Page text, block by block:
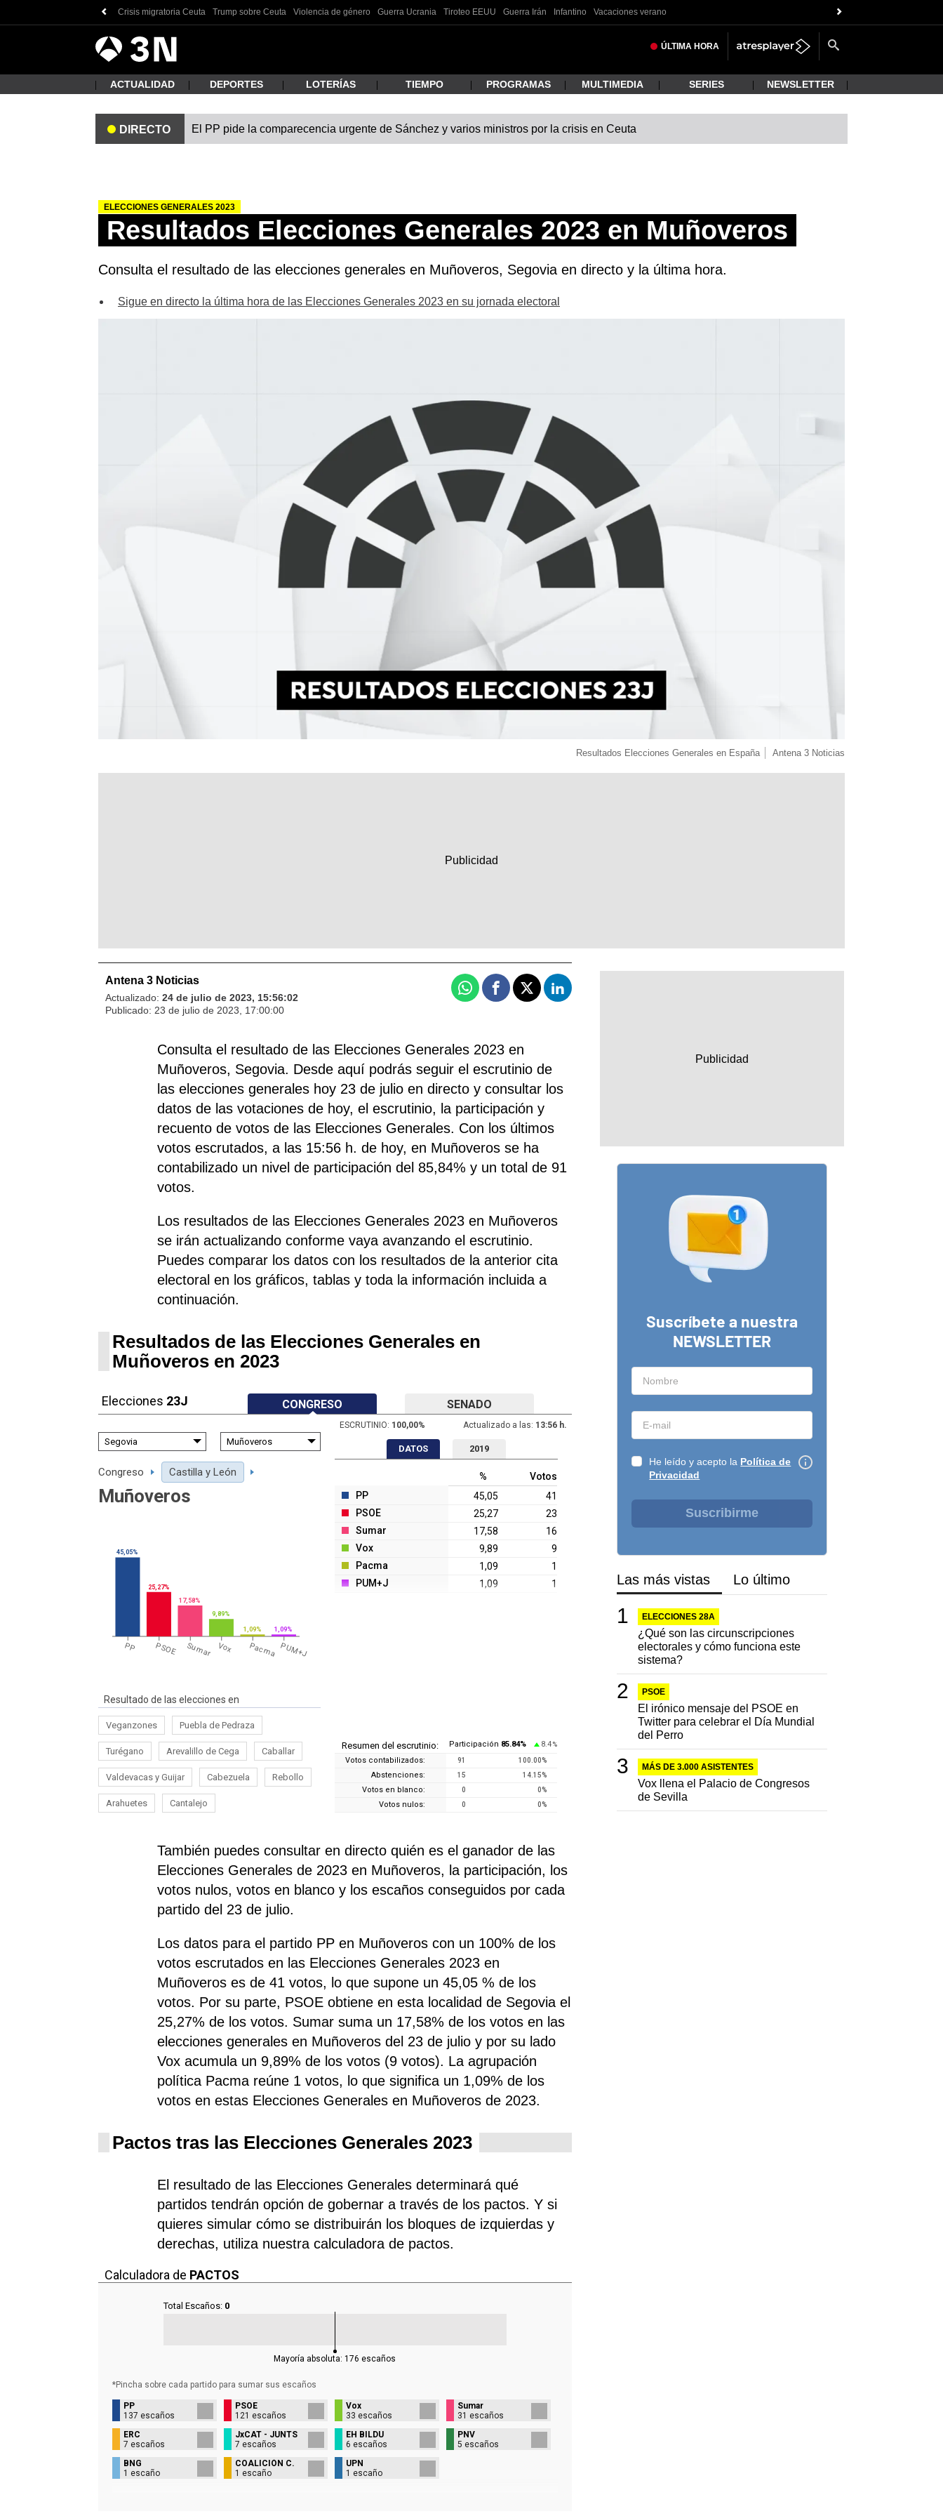
Crisis migratoria Ceuta Trump sobre Ceuta Violencia de género Guerra Ucrania Tiroteo EEUU Guerra Irán Infantino Vacaciones verano
3
Noticias ÚLTIMA HORA
Buscar
ACTUALIDAD DEPORTES LOTERÍAS TIEMPO PROGRAMAS MULTIMEDIA SERIES NEWSLETTER
DIRECTO El PP pide la comparecencia urgente de Sánchez y varios ministros por la crisis en Ceuta
ELECCIONES GENERALES 2023
Resultados Elecciones Generales 2023 en Muñoveros
Consulta el resultado de las elecciones generales en Muñoveros, Segovia en directo y la última hora.
Sigue en directo la última hora de las Elecciones Generales 2023 en su jornada electoral
Resultados Elecciones Generales en España Antena 3 Noticias
Antena 3 Noticias
Actualizado: 24 de julio de 2023, 15:56:02
Publicado: 23 de julio de 2023, 17:00:00
WhatsappFacebook
X Linkedin
Consulta el resultado de las Elecciones Generales 2023 en
Muñoveros, Segovia. Desde aquí podrás seguir el escrutinio de
las elecciones generales hoy 23 de julio en directo y consultar los
datos de las votaciones de hoy, el escrutinio, la participación y
recuento de votos de las Elecciones Generales. Con los últimos
votos escrutados, a las 15:56 h. de hoy, en Muñoveros se ha
contabilizado un nivel de participación del 85,84% y un total de 91
votos.
Los resultados de las Elecciones Generales 2023 en Muñoveros
se irán actualizando conforme vaya avanzando el escrutinio.
Puedes comparar los datos con los resultados de la anterior cita
electoral en los gráficos, tablas y toda la información incluida a
continuación.
Resultados de las Elecciones Generales en
Muñoveros en 2023
Elecciones 23J CONGRESO SENADO
ESCRUTINIO: 100,00% Actualizado a las: 13:56 h.
Congreso Castilla y León
Muñoveros
PP PSOE Sumar Vox Pacma PUM+J
45,05%
25,27%
17,58%
9,89%
1,09% 1,09%
Resultado de las elecciones en
Veganzones Puebla de Pedraza
Turégano Arevalillo de Cega Caballar
Valdevacas y Guijar Cabezuela Rebollo
Arahuetes Cantalejo
DATOS 2019
%
Votos
PP
45,05
41
PSOE
25,27
23
Sumar
17,58
16
Vox
9,89
9
Pacma
1,09
1
PUM+J
1,09 1
Resumen del escrutinio: Participación 85.84% 8.4 %
Votos contabilizados: 91 100.00%
Abstenciones: 15 14.15%
Votos en blanco: 0 0%
Votos nulos: 0 0%
También puedes consultar en directo quién es el ganador de las
Elecciones Generales de 2023 en Muñoveros, la participación, los
votos nulos, votos en blanco y los escaños conseguidos por cada
partido del 23 de julio.
Los datos para el partido PP en Muñoveros con un 100% de los
votos escrutados en las Elecciones Generales 2023 en
Muñoveros es de 41 votos, lo que supone un 45,05 % de los
votos. Por su parte, PSOEobtiene en esta localidad de Segovia el
25,27% de los votos. Sumarsuma un 17,58% de los votos en las
elecciones generales en Muñoveros del 23 de julio y por su lado
Voxacumula un 9,89% de los votos (9 votos). La agrupación
política Pacma reúne 1 votos, lo que significa un 1,09% de los
votos en estas Elecciones Generales en Muñoveros de 2023.
Pactos tras las Elecciones Generales 2023
El resultado de las Elecciones Generales determinará qué
partidos tendrán opción de gobernar a través de los pactos. Y si
quieres simular cómo se distribuirán los bloques de izquierdas y
derechas, utiliza nuestra calculadora de pactos.
Calculadora de PACTOS
Total Escaños: 0
Mayoría absoluta:176 escaños
*Pincha sobre cada partido para sumar sus escaños
PP
137 escaños
PSOE
121 escaños
Vox
33 escaños
Sumar
31 escaños
ERC
7 escaños
JxCAT - JUNTS
7 escaños
EH BILDU
6 escaños
PNV
5 escaños
BNG
1 escaño
COALICIÓN C.
1 escaño
UPN
1 escaño
Suscríbete a nuestra
NEWSLETTER
He leído y acepto la Política de
Privacidad
Suscribirme
Las más vistas Lo último
ELECCIONES 28A
¿Qué son las circunscripciones
electorales y cómo funciona este
sistema?
PSOE
El irónico mensaje del PSOE en
Twitter para celebrar el Día Mundial
del Perro
MÁS DE 3.000 ASISTENTES
Vox llena el Palacio de Congresos
de Sevilla